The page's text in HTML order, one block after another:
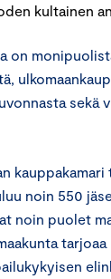
kultainen
on
sekä
noin 550
noin puolet